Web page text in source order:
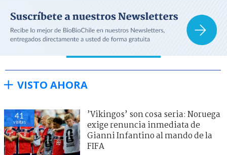
VISTO AHORA
41
visitas
’Vikingos’ son cosa seria: Noruega
exige renuncia inmediata de
Gianni Infantino al mando de la
FIFA